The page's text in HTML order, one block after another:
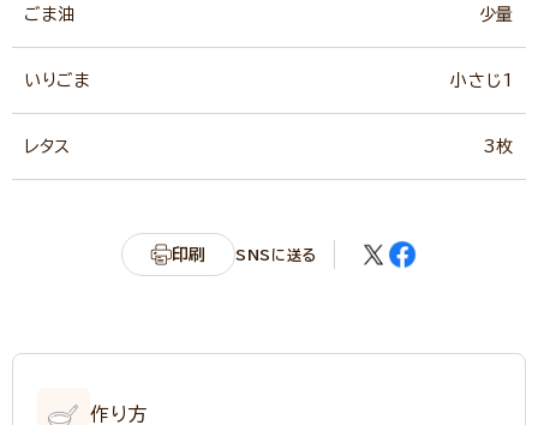
ごま油 少量
いりごま 小さじ1
レタス 3枚
印刷 SNSに送る
作り方